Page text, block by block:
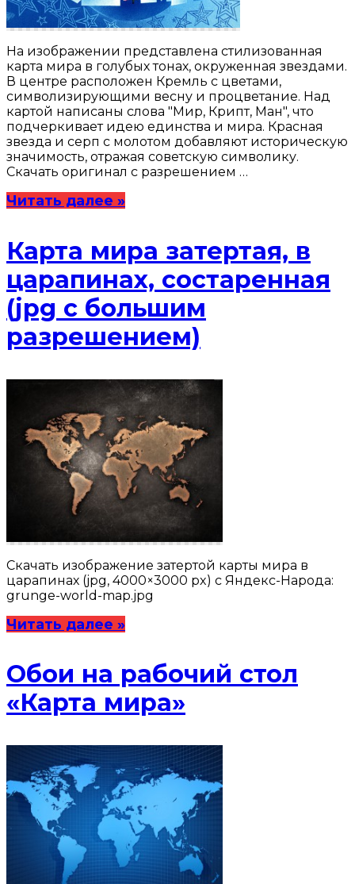
На изображении представлена стилизованная
карта мира в голубых тонах, окруженная звездами.
В центре расположен Кремль с цветами,
символизирующими весну и процветание. Над
картой написаны слова "Мир, Крипт, Ман", что
подчеркивает идею единства и мира. Красная
звезда и серп с молотом добавляют историческую
значимость, отражая советскую символику.
Скачать оригинал с разрешением …
Читать далее »
Карта мира затертая, в
царапинах, состаренная
(jpg с большим
разрешением)
Скачать изображение затертой карты мира в
царапинах (jpg, 4000×3000 px) с Яндекс-Народа:
grunge-world-map.jpg
Читать далее »
Обои на рабочий стол
«Карта мира»